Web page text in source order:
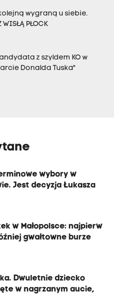
wygraną u siebie.
WISŁĄ PŁOCK
z szyldem KO w
Donalda Tuska"
wybory w
Jest decyzja Łukasza
w Małopolsce: najpierw
gwałtowne burze
Dwuletnie dziecko
w nagrzanym aucie,